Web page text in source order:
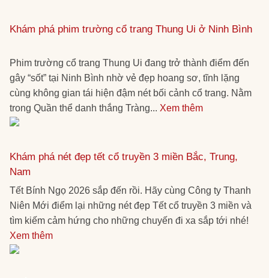
Khám phá phim trường cổ trang Thung Ui ở Ninh Bình
Phim trường cổ trang Thung Ui đang trở thành điểm đến
gây “sốt” tại Ninh Bình nhờ vẻ đẹp hoang sơ, tĩnh lặng
cùng không gian tái hiện đậm nét bối cảnh cổ trang. Nằm
trong Quần thể danh thắng Tràng... Xem thêm
Khám phá nét đẹp tết cổ truyền 3 miền Bắc, Trung,
Nam
Tết Bính Ngọ 2026 sắp đến rồi. Hãy cùng Công ty Thanh
Niên Mới điểm lại những nét đẹp Tết cổ truyền 3 miền và
tìm kiếm cảm hứng cho những chuyến đi xa sắp tới nhé!
Xem thêm